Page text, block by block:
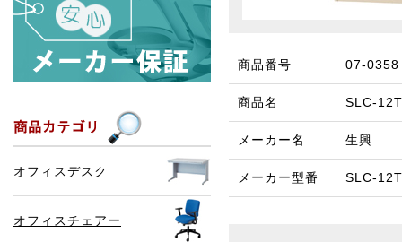
オフィスデスク
オフィスチェアー
商品番号 07-0358
商品名 SLC-
メーカー名 生興
メーカー型番 SLC-